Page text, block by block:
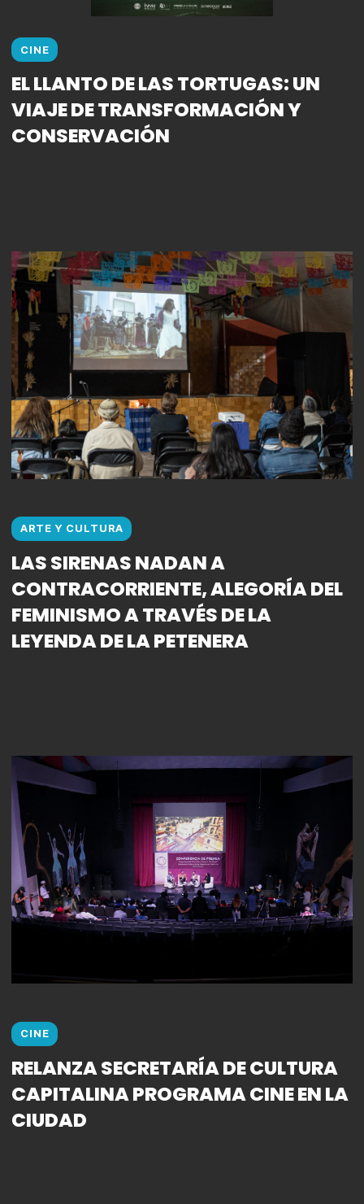
CINE
EL LLANTO DE LAS TORTUGAS: UN
VIAJE DE TRANSFORMACIÓN Y
CONSERVACIÓN
ARTE Y CULTURA
LAS SIRENAS NADAN A
CONTRACORRIENTE, ALEGORÍA DEL
FEMINISMO A TRAVÉS DE LA
LEYENDA DE LA PETENERA
CINE
RELANZA SECRETARÍA DE CULTURA
CAPITALINA PROGRAMA CINE EN LA
CIUDAD